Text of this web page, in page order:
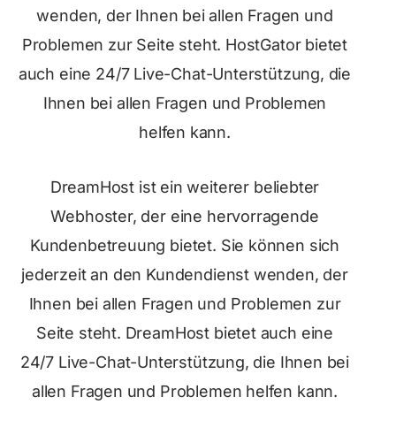
wenden, der Ihnen bei allen Fragen und
Problemen zur Seite steht. HostGator bietet
auch eine 24/7 Live-Chat-Unterstützung, die
Ihnen bei allen Fragen und Problemen
helfen kann.
DreamHost ist ein weiterer beliebter
Webhoster, der eine hervorragende
Kundenbetreuung bietet. Sie können sich
jederzeit an den Kundendienst wenden, der
Ihnen bei allen Fragen und Problemen zur
Seite steht. DreamHost bietet auch eine
24/7 Live-Chat-Unterstützung, die Ihnen bei
allen Fragen und Problemen helfen kann.